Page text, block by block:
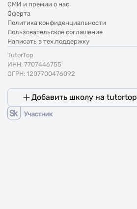
СМИ и премии о нас
Оферта
Политика конфиденциальности
Пользовательское соглашение
Написать в тех.поддержку
TutorTop
ИНН: 7707446755
ОГРН: 1207700476092
Добавить школу на tutortop